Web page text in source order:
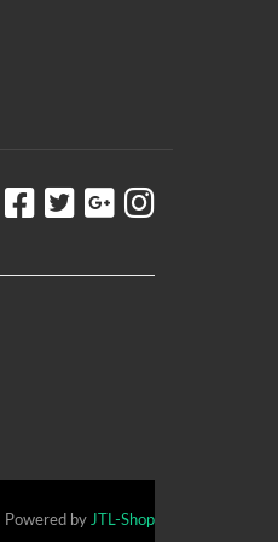
Powered by JTL-Shop